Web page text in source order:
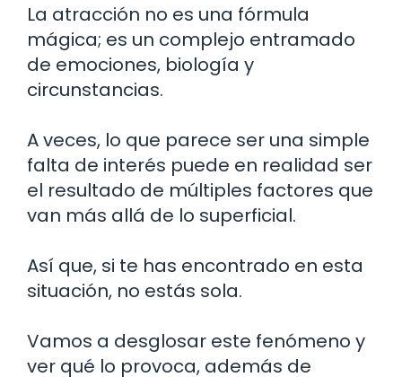
La atracción no es una fórmula
mágica; es un complejo entramado
de emociones, biología y
circunstancias.
A veces, lo que parece ser una simple
falta de interés puede en realidad ser
el resultado de múltiples factores que
van más allá de lo superficial.
Así que, si te has encontrado en esta
situación, no estás sola.
Vamos a desglosar este fenómeno y
ver qué lo provoca, además de